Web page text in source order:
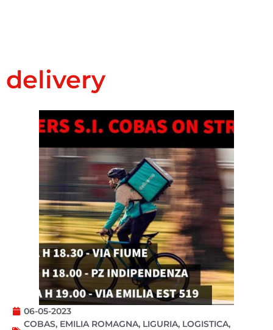
delivery
06-05-2023
COBAS, EMILIA ROMAGNA, LIGURIA, LOGISTICA,